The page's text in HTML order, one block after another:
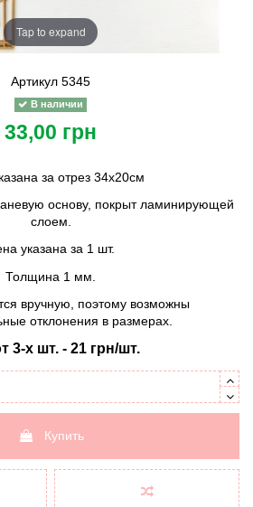
Tap to expand
Артикул 5345
В наличии
33,00 грн
за отрез 34х20см
основу, покрыт ламинирующей
слоем.
указана за 1 шт.
Толщина 1 мм.
вручную, поэтому возможны
отклонения в размерах.
3-х шт. - 21грн/шт.
Купить